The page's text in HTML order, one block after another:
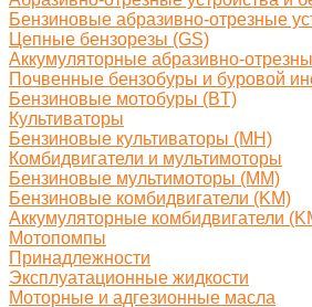
Бензиновые абразивно-отрезные
Цепные бензорезы (GS)
Аккумуляторные абразивно-
Почвенные бензобуры и буровой
Бензиновые мотобуры (BT)
Культиваторы
Бензиновые культиваторы (MH)
Комбидвигатели и мультимоторы
Бензиновые мультимоторы (MM)
Бензиновые комбидвигатели (KM)
Аккумуляторные комбидвигатели
Мотопомпы
Принадлежности
Эксплуатационные жидкости
Моторные и адгезионные масла